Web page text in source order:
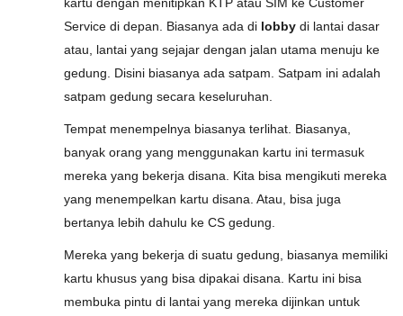
Service di depan. Biasanya ada di lobby di lantai dasar
atau, lantai yang sejajar dengan jalan utama menuju ke
gedung. Disini biasanya ada satpam. Satpam ini adalah
satpam gedung secara keseluruhan.
Tempat menempelnya biasanya terlihat. Biasanya,
banyak orang yang menggunakan kartu ini termasuk
mereka yang bekerja disana. Kita bisa mengikuti mereka
yang menempelkan kartu disana. Atau, bisa juga
bertanya lebih dahulu ke CS gedung.
Mereka yang bekerja di suatu gedung, biasanya memiliki
kartu khusus yang bisa dipakai disana. Kartu ini bisa
membuka pintu di lantai yang mereka dijinkan untuk